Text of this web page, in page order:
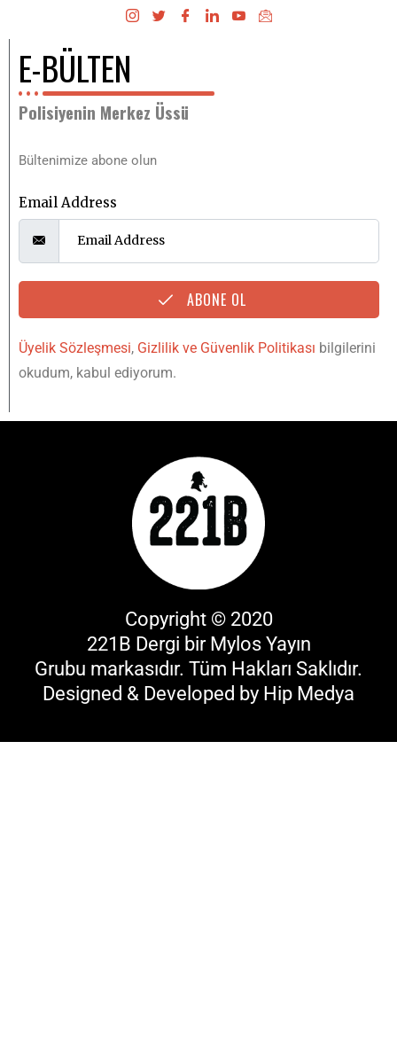
E-BÜLTEN
Polisiyenin Merkez Üssü
Bültenimize abone olun
Email Address
ABONE OL
Üyelik Sözleşmesi, Gizlilik ve Güvenlik Politikası bilgilerini
okudum, kabul ediyorum.
Copyright © 2020
221B Dergi bir Mylos Yayın
Grubu markasıdır. Tüm Hakları Saklıdır.
Designed & Developed by Hip Medya